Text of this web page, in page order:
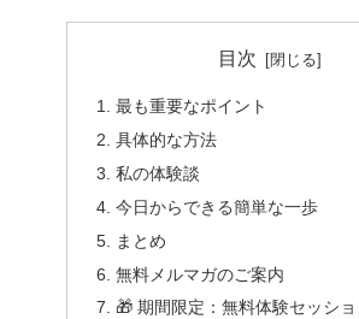
目次
最も重要なポイント
具体的な方法
私の体験談
今日からできる簡単な一歩
まとめ
無料メルマガのご案内
🎁 期間限定：無料体験セッシ